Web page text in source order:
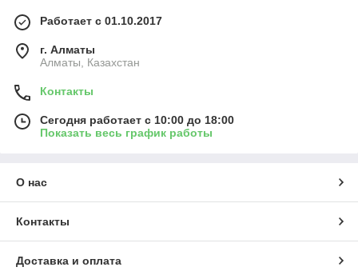
Работает с 01.10.2017
г. Алматы
Алматы, Казахстан
Контакты
Сегодня работает с 10:00 до 18:00
Показать весь график работы
О нас
Контакты
Доставка и оплата